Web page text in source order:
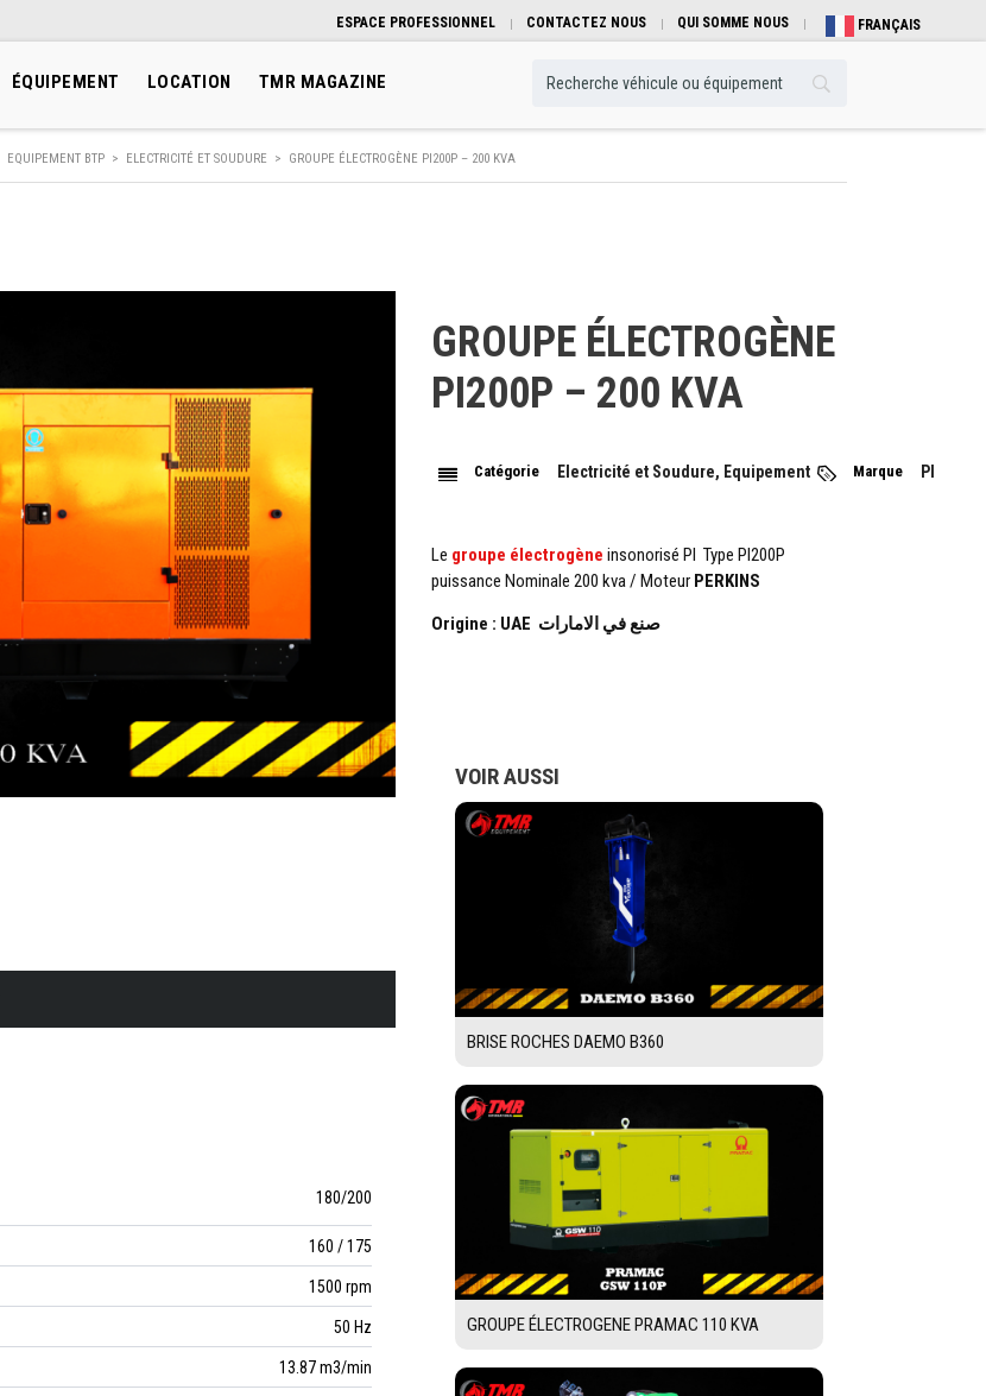
ESPACE PROFESSIONNEL CONTACTEZ NOUS QUI SOMME NOUS FRANÇAIS
ÉQUIPEMENT LOCATION TMR MAGAZINE
EQUIPEMENT BTP > ELECTRICITÉ ET SOUDURE > GROUPE ÉLECTROGÈNE PI200P – 200 KVA
180/200
160 / 175
1500 rpm
50 Hz
13.87 m3/min
GROUPE ÉLECTROGÈNE
PI200P – 200 KVA
Catégorie Electricité et Soudure, Equipement Marque PI
Le groupe électrogène insonorisé PI Type PI200P
puissance Nominale 200 kva / Moteur PERKINS
VOIR AUSSI
BRISE ROCHES DAEMO B360
GROUPE ÉLECTROGENE PRAMAC 110 KVA